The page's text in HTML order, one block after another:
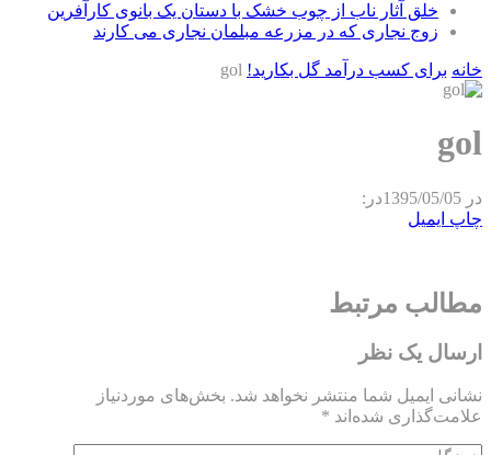
خلق آثار ناب از چوب خشک با دستان یک بانوی کارآفرین
زوج نجاری که در مزرعه مبلمان نجاری می کارند
خانه برای کسب درآمد گل بکارید! gol
gol
در 1395/05/05در:
چاپ ایمیل
مطالب مرتبط
ارسال یک نظر
نشانی ایمیل شما منتشر نخواهد شد. بخش‌های موردنیاز
علامت‌گذاری شده‌اند *